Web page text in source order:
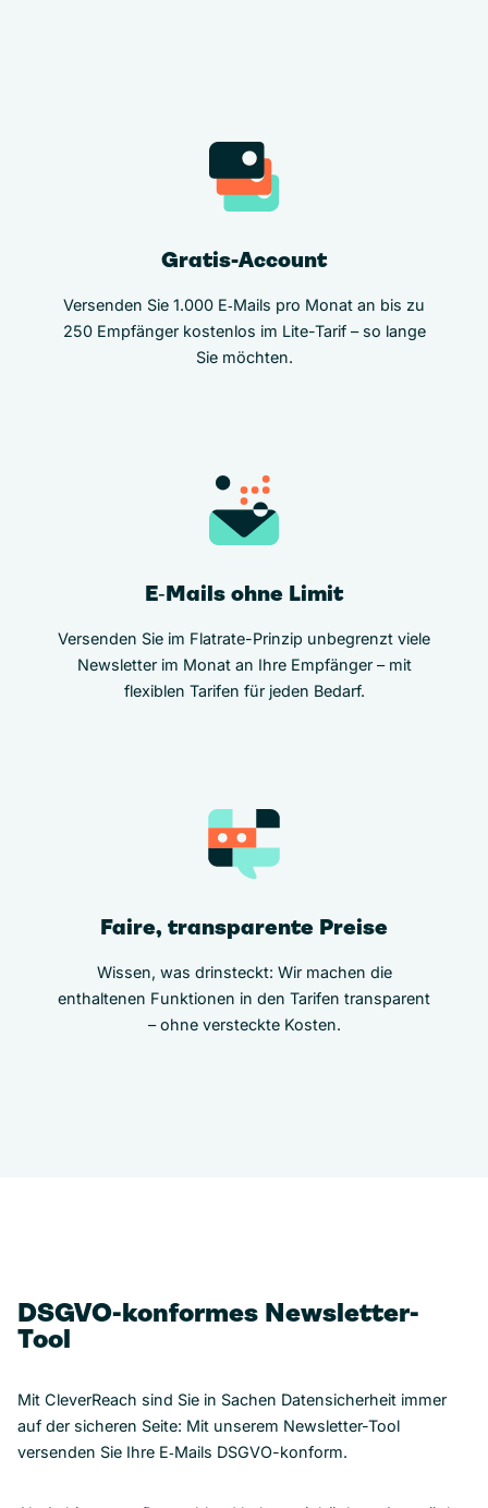
Gratis-Account
Versenden Sie 1.000 E‑Mails pro Monat an bis zu
250 Empfänger kostenlos im Lite-Tarif – so lange
Sie möchten.
E‑Mails ohne Limit
Versenden Sie im Flatrate-Prinzip unbegrenzt viele
Newsletter im Monat an Ihre Empfänger – mit
flexiblen Tarifen für jeden Bedarf.
Faire, transparente Preise
Wissen, was drinsteckt: Wir machen die
enthaltenen Funktionen in den Tarifen transparent
– ohne versteckte Kosten.
DSGVO-konformes Newsletter-
Tool
Mit CleverReach sind Sie in Sachen Datensicherheit immer
auf der sicheren Seite: Mit unserem Newsletter-Tool
versenden Sie Ihre E‑Mails DSGVO-konform.